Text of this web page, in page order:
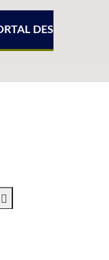
DES